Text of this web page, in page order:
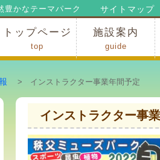
豊かなテーマパーク サイトマップ
トップページ
top
施設案内
guide
> インストラクター事業年間予定
インストラクター事